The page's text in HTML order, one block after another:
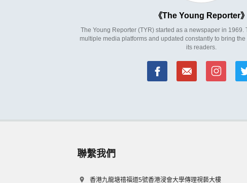
The Young Reporter
The Young Reporter (TYR) started as a newspaper in 1969.
multiple media platforms and updated constantly to bring
its readers.
聯繫我們
香港九龍塘禧福道5號香港浸會大學傳理視藝大樓